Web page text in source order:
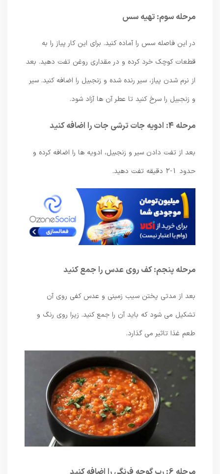
مرحله سوم: تهیه سس
در این فاصله سس را آماده کنید. برای این کار پیاز را به
قطعات کوچک خرد کرده و در مقداری روغن تفت دهید. بعد
از نرم شدن پیاز، سیر رنده شده و زنجبیل را اضافه کنید. سیر
و زنجبیل را سرخ کنید تا عطر آن ها آزاد شود.
مرحله 4: ادویه جات ترشی جات را اضافه کنید
بعد از تفت دادن سیر و زنجبیل، ادویه ها را اضافه کرده و
مرحله پنجم: کف روی عدس را جمع کنید
بعد از مدتی پختن سیب زمینی و عدس کفی روی آن
تشکیل می شود که باید آن را جمع کنید. زیرا روی رنگ و
طعم غذا تاثیر می گذارد.